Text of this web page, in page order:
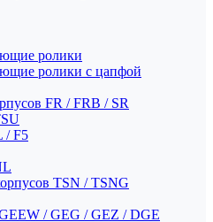
ролики
ролики с цапфой
FR / FRB / SR
/ F5
TSN / TSNG
/ GEG / GEZ / DGE